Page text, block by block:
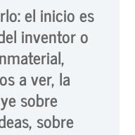
el inicio es
inventor o
a ver, la
sobre
sobre